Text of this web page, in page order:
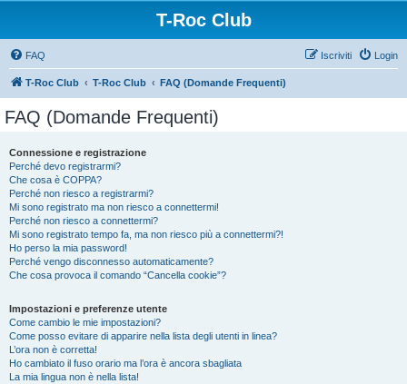
T-Roc Club
FAQ Login
Iscriviti
T-Roc Club T-Roc Club FAQ (Domande Frequenti)
FAQ (Domande Frequenti)
Connessione e registrazione
Perché devo registrarmi?
Che cosa è COPPA?
Perché non riesco a registrarmi?
Mi sono registrato ma non riesco a connettermi!
Perché non riesco a connettermi?
Mi sono registrato tempo fa, ma non riesco più a connettermi?!
Ho perso la mia password!
Perché vengo disconnesso automaticamente?
Che cosa provoca il comando “Cancella cookie”?
Impostazioni e preferenze utente
Come cambio le mie impostazioni?
Come posso evitare di apparire nella lista degli utenti in linea?
L’ora non è corretta!
Ho cambiato il fuso orario ma l’ora è ancora sbagliata
La mia lingua non è nella lista!